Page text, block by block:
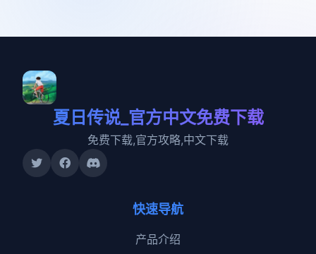
夏日传说_官方中文免费下载
免费下载,官方攻略,中文下载
快速导航
产品介绍